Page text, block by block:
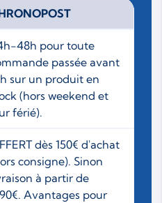
48h pour toute
passée avant
sur un produit en
(hors weekend et
férié).
dès 150€ d'achat
consigne). Sinon
à partir de
Avantages pour